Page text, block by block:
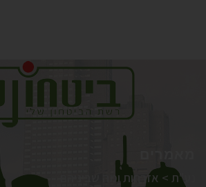
נע"ת > אזרחות ומה שביניהם